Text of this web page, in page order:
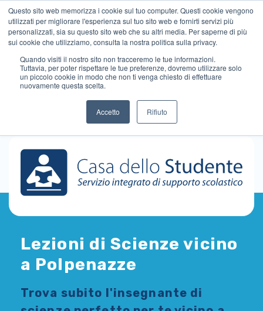
Questo sito web memorizza i cookie sul tuo computer. Questi cookie vengono
utilizzati per migliorare l'esperienza sul tuo sito web e fornirti servizi più
personalizzati, sia su questo sito web che su altri media. Per saperne di più
sui cookie che utilizziamo, consulta la nostra politica sulla privacy.
Quando visiti il ​​nostro sito non tracceremo le tue informazioni.
Tuttavia, per poter rispettare le tue preferenze, dovremo utilizzare solo
un piccolo cookie in modo che non ti venga chiesto di effettuare
nuovamente questa scelta.
Accetto Rifiuto
Lezioni di Scienze vicino
a Polpenazze
Trova subito l'insegnante di